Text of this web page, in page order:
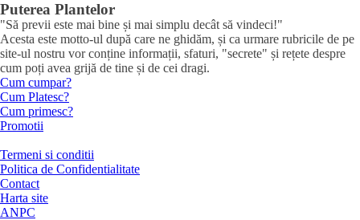
Puterea Plantelor
"Să previi este mai bine și mai simplu decât să vindeci!"
Acesta este motto-ul după care ne ghidăm, și ca urmare rubricile de pe
site-ul nostru vor conține informații, sfaturi, "secrete" și rețete despre
cum poți avea grijă de tine și de cei dragi.
Cum cumpar?
Cum Platesc?
Cum primesc?
Promotii
Termeni si conditii
Politica de Confidentialitate
Contact
Harta site
ANPC